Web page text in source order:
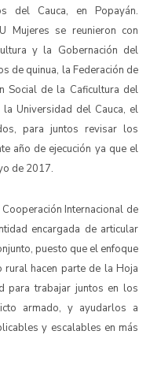
del Cauca, en Popayán.
Mujeres se reunieron con
y la Gobernación del
de quinua, la Federación de
Social de la Caficultura del
Universidad del Cauca, el
para juntos revisar los
año de ejecución ya que el
de 2017.
Internacional de
encargada de articular
puesto que el enfoque
hacen parte de la Hoja
para trabajar juntos en los
armado, y ayudarlos a
y escalables en más